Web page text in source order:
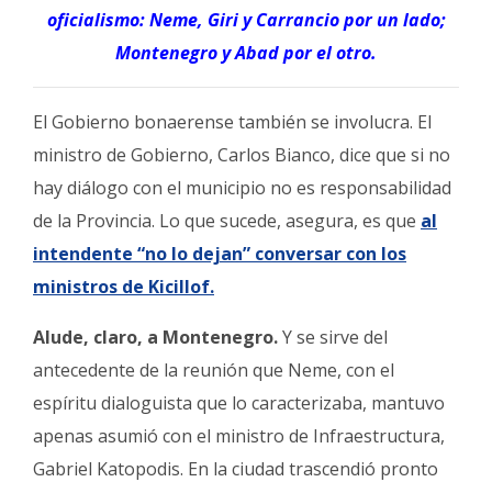
oficialismo: Neme, Giri y Carrancio por un lado;
Montenegro y Abad por el otro.
El Gobierno bonaerense también se involucra. El
ministro de Gobierno, Carlos Bianco, dice que si no
hay diálogo con el municipio no es responsabilidad
de la Provincia. Lo que sucede, asegura, es que al
intendente “no lo dejan” conversar con los
ministros de Kicillof.
Alude, claro, a Montenegro.Y se sirve del
antecedente de la reunión que Neme, con el
espíritu dialoguista que lo caracterizaba, mantuvo
apenas asumió con el ministro de Infraestructura,
Gabriel Katopodis. En la ciudad trascendió pronto